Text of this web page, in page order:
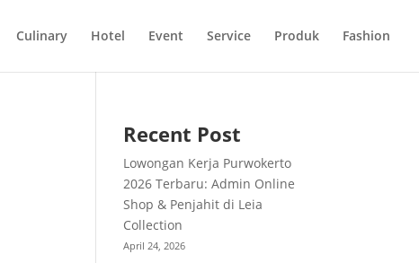
Culinary Hotel Event Service Produk Fashion
Recent Post
Lowongan Kerja Purwokerto
2026 Terbaru: Admin Online
Shop & Penjahit di Leia
Collection
April 24, 2026